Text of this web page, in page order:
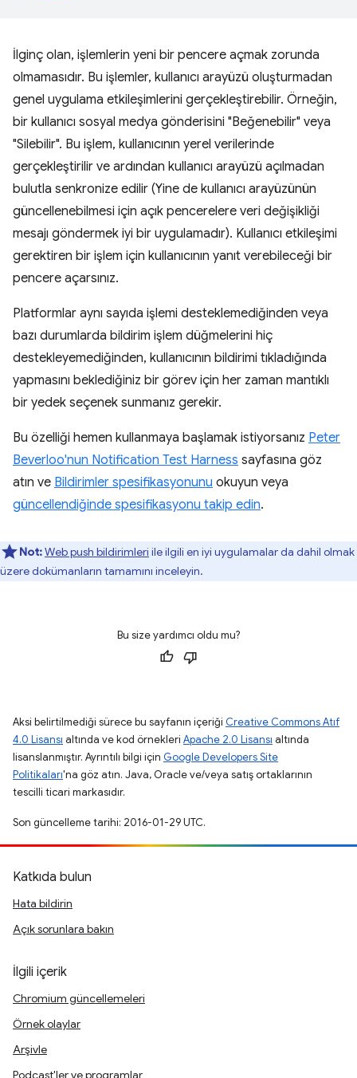
İlginç olan, işlemlerin yeni bir pencere açmak zorunda
olmamasıdır. Bu işlemler, kullanıcı arayüzü oluşturmadan
genel uygulama etkileşimlerini gerçekleştirebilir. Örneğin,
bir kullanıcı sosyal medya gönderisini "Beğenebilir" veya
"Silebilir". Bu işlem, kullanıcının yerel verilerinde
gerçekleştirilir ve ardından kullanıcı arayüzü açılmadan
bulutla senkronize edilir (Yine de kullanıcı arayüzünün
güncellenebilmesi için açık pencerelere veri değişikliği
mesajı göndermek iyi bir uygulamadır). Kullanıcı etkileşimi
gerektiren bir işlem için kullanıcının yanıt verebileceği bir
pencere açarsınız.
Platformlar aynı sayıda işlemi desteklemediğinden veya
bazı durumlarda bildirim işlem düğmelerini hiç
destekleyemediğinden, kullanıcının bildirimi tıkladığında
yapmasını beklediğiniz bir görev için her zaman mantıklı
bir yedek seçenek sunmanız gerekir.
Bu özelliği hemen kullanmaya başlamak istiyorsanız Peter
Beverloo'nun Notification Test Harness sayfasına göz
atın ve Bildirimler spesifikasyonunu okuyun veya
güncellendiğinde spesifikasyonu takip edin.
Not:Web push bildirimleri ile ilgili en iyi uygulamalar da dahil olmak
üzere dokümanların tamamını inceleyin.
Bu size yardımcı oldu mu?
Aksi belirtilmediği sürece bu sayfanın içeriği Creative Commons Atıf
4.0 Lisansı altında ve kod örnekleri Apache 2.0 Lisansı altında
lisanslanmıştır. Ayrıntılı bilgi için Google Developers Site
Politikaları'na göz atın. Java, Oracle ve/veya satış ortaklarının
tescilli ticari markasıdır.
Son güncelleme tarihi: 2016-01-29 UTC.
Katkıda bulun
Hata bildirin
Açık sorunlara bakın
İlgili içerik
Chromium güncellemeleri
Örnek olaylar
Arşivle
Podcast'ler ve programlar